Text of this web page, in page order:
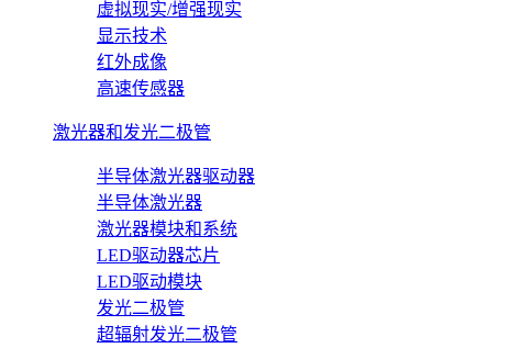
虚拟现实/增强现实
显示技术
红外成像
高速传感器
激光器和发光二极管
半导体激光器驱动器
半导体激光器
激光器模块和系统
LED驱动器芯片
LED驱动模块
发光二极管
超辐射发光二极管